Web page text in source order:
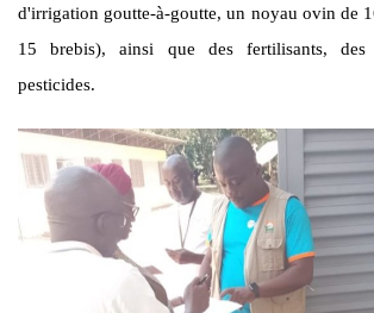
d'irrigation goutte-à-goutte, un noyau ovin de
15 brebis), ainsi que des fertilisants, des
pesticides.